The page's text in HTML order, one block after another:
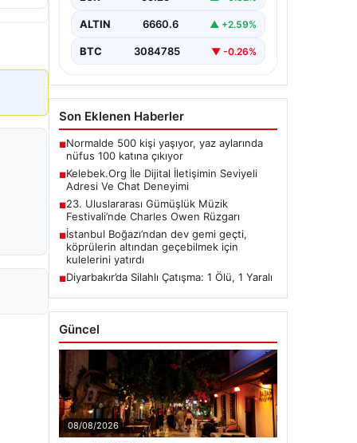
ALTIN 6660.6 ▲ +2.59%
BTC 3084785 ▼ -0.26%
Son Eklenen Haberler
■Normalde 500 kişi yaşıyor, yaz aylarında
nüfus 100 katına çıkıyor
■Kelebek.Org İle Dijital İletişimin Seviyeli
Adresi Ve Chat Deneyimi
■23. Uluslararası Gümüşlük Müzik
Festivali’nde Charles Owen Rüzgarı
■İstanbul Boğazı’ndan dev gemi geçti,
köprülerin altından geçebilmek için
kulelerini yatırdı
■Diyarbakır’da Silahlı Çatışma: 1 Ölü, 1 Yaralı
Güncel
08/08/2026